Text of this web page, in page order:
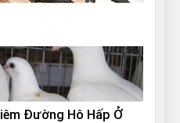
Đường Hô Hấp Ở